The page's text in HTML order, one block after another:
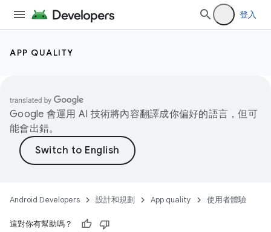
登入
APP QUALITY
Google 會運用 AI 技術將內容翻譯成你偏好的語言，但可
能會出錯。
Android Developers 設計和規劃 App quality 使用者體驗
這對你有幫助嗎？